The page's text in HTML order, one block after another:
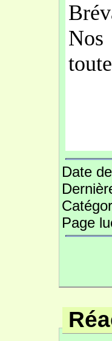
Nos
Date
Page